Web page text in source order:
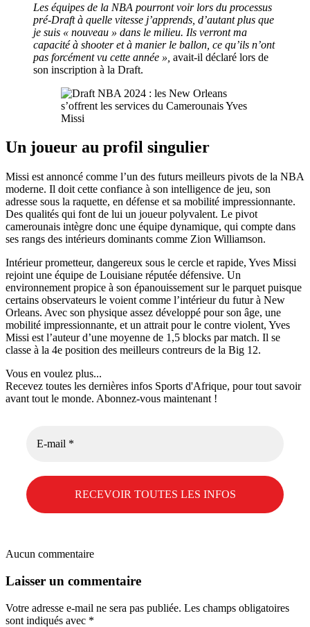
Les équipes de la NBA pourront voir lors du processus
pré-Draft à quelle vitesse j’apprends, d’autant plus que
je suis « nouveau » dans le milieu. Ils verront ma
capacité à shooter et à manier le ballon, ce qu’ils n’ont
pas forcément vu cette année », avait-il déclaré lors de
son inscription à la Draft.
Un joueur au profil singulier
Missi est annoncé comme l’un des futurs meilleurs pivots de la NBA
moderne. Il doit cette confiance à son intelligence de jeu, son
adresse sous la raquette, en défense et sa mobilité impressionnante.
Des qualités qui font de lui un joueur polyvalent. Le pivot
camerounais intègre donc une équipe dynamique, qui compte dans
ses rangs des intérieurs dominants comme Zion Williamson.
Intérieur prometteur, dangereux sous le cercle et rapide, Yves Missi
rejoint une équipe de Louisiane réputée défensive. Un
environnement propice à son épanouissement sur le parquet puisque
certains observateurs le voient comme l’intérieur du futur à New
Orleans. Avec son physique assez développé pour son âge, une
mobilité impressionnante, et un attrait pour le contre violent, Yves
Missi est l’auteur d’une moyenne de 1,5 blocks par match. Il se
classe à la 4e position des meilleurs contreurs de la Big 12.
Vous en voulez plus...
Recevez toutes les dernières infos Sports d'Afrique, pour tout savoir
avant tout le monde. Abonnez-vous maintenant !
Aucun commentaire
Laisser un commentaire
Votre adresse e-mail ne sera pas publiée. Les champs obligatoires
sont indiqués avec *